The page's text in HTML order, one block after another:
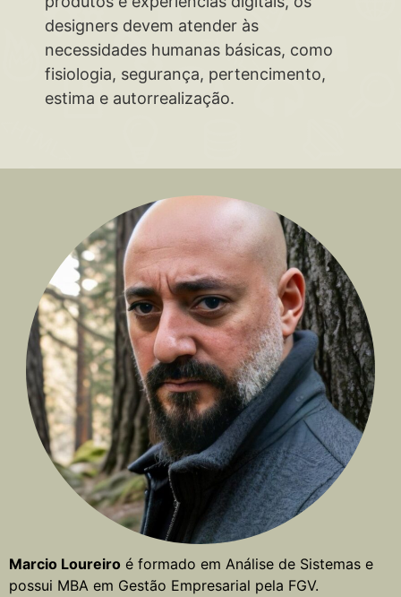
designers devem atender às
necessidades humanas básicas, como
fisiologia, segurança, pertencimento,
estima e autorrealização.
Marcio Loureiro é formado em Análise de Sistemas e
possui MBA em Gestão Empresarial pela FGV.